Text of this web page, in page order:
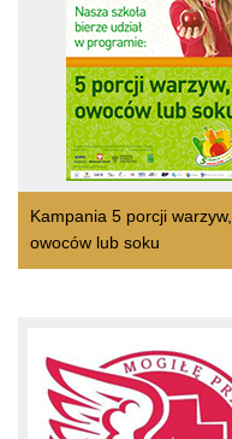
Kampania 5 porcji warzyw,
owoców lub soku